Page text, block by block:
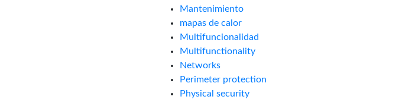
Mantenimiento
mapas de calor
Multifuncionalidad
Multifunctionality
Networks
Perimeter protection
Physical security